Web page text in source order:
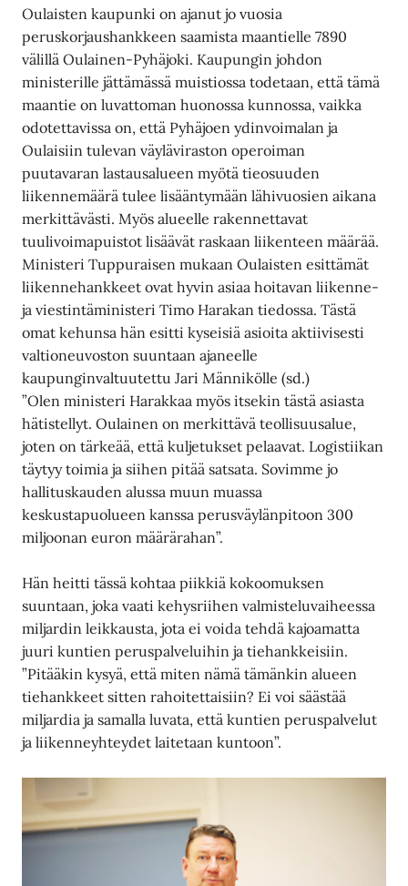
Oulaisten kaupunki on ajanut jo vuosia
peruskorjaushankkeen saamista maantielle 7890
välillä Oulainen-Pyhäjoki. Kaupungin johdon
ministerille jättämässä muistiossa todetaan, että tämä
maantie on luvattoman huonossa kunnossa, vaikka
odotettavissa on, että Pyhäjoen ydinvoimalan ja
Oulaisiin tulevan väyläviraston operoiman
puutavaran lastausalueen myötä tieosuuden
liikennemäärä tulee lisääntymään lähivuosien aikana
merkittävästi. Myös alueelle rakennettavat
tuulivoimapuistot lisäävät raskaan liikenteen määrää.
Ministeri Tuppuraisen mukaan Oulaisten esittämät
liikennehankkeet ovat hyvin asiaa hoitavan liikenne-
ja viestintäministeri Timo Harakan tiedossa. Tästä
omat kehunsa hän esitti kyseisiä asioita aktiivisesti
valtioneuvoston suuntaan ajaneelle
kaupunginvaltuutettu Jari Männikölle (sd.)
”Olen ministeri Harakkaa myös itsekin tästä asiasta
hätistellyt. Oulainen on merkittävä teollisuusalue,
joten on tärkeää, että kuljetukset pelaavat. Logistiikan
täytyy toimia ja siihen pitää satsata. Sovimme jo
hallituskauden alussa muun muassa
keskustapuolueen kanssa perusväylänpitoon 300
miljoonan euron määrärahan”.
Hän heitti tässä kohtaa piikkiä kokoomuksen
suuntaan, joka vaati kehysriihen valmisteluvaiheessa
miljardin leikkausta, jota ei voida tehdä kajoamatta
juuri kuntien peruspalveluihin ja tiehankkeisiin.
”Pitääkin kysyä, että miten nämä tämänkin alueen
tiehankkeet sitten rahoitettaisiin? Ei voi säästää
miljardia ja samalla luvata, että kuntien peruspalvelut
ja liikenneyhteydet laitetaan kuntoon”.